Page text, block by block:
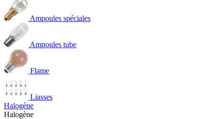
Ampoules spéciales
Ampoules tube
Flame
Liasses
Halogène
Halogène